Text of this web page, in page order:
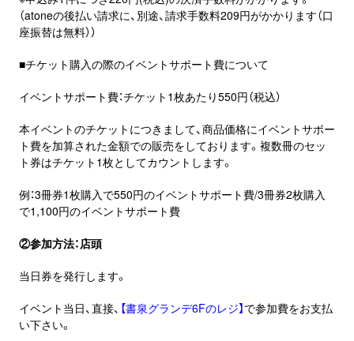
（atoneの後払い請求に、別途、請求手数料209円がかかります（口
座振替は無料））
■チケット購入の際のイベントサポート費について
イベントサポート費：チケット1枚あたり550円（税込）
本イベントのチケットにつきまして、商品価格にイベントサポー
ト費を加算された金額での販売をしております。複数冊のセッ
ト券はチケット1枚としてカウントします。
例：3冊券1枚購入で550円のイベントサポート費/3冊券2枚購入
で1,100円のイベントサポート費
②参加方法：店頭
当日券を発行します。
イベント当日、直接、 【書泉グランデ6Fのレジ】で参加費をお支払
い下さい。